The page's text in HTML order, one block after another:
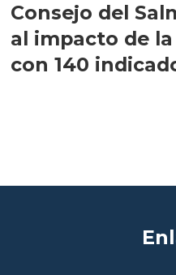
Consejo del
al impacto de
con 140